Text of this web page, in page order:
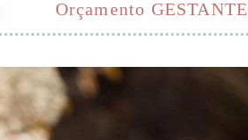
Orçamento GESTANTE